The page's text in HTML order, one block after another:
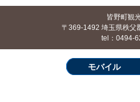
皆野町観
〒369-1492 埼玉県秩父
tel：0494-
モバイル